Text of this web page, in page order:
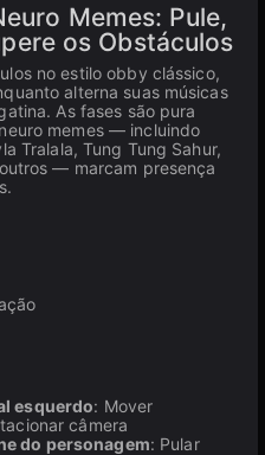
Memes: Pule,
os Obstáculos
no estilo obby clássico,
alterna suas músicas
As fases são pura
memes — incluindo
Tralala, Tung Tung Sahur,
— marcam presença
esquerdo: Mover
câmera
do personagem: Pular